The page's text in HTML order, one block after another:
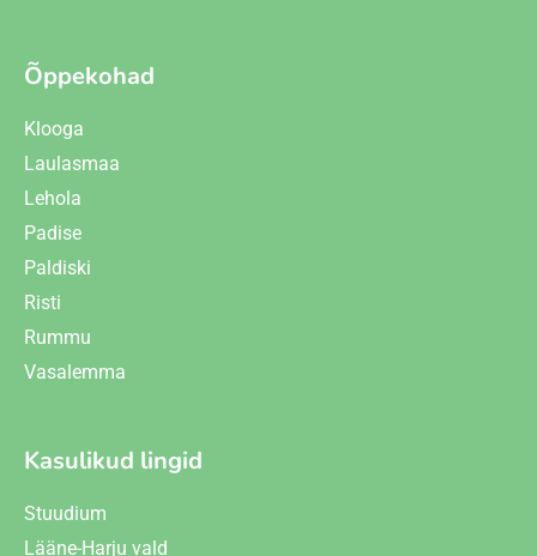
Õppekohad
Klooga
Laulasmaa
Lehola
Padise
Paldiski
Risti
Rummu
Vasalemma
Kasulikud lingid
Stuudium
Lääne-Harju vald